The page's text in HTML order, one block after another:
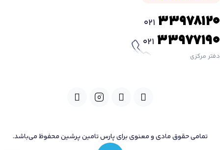
021 33978120
021 33977190
دفتر مرکزی
تمامی حقوق مادی و معنوی برای پارس تامین پرشین محفوظ می‌باشد.